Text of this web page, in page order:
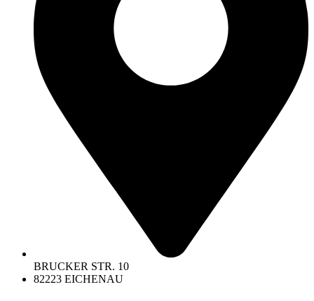
BRUCKER STR. 10
82223 EICHENAU